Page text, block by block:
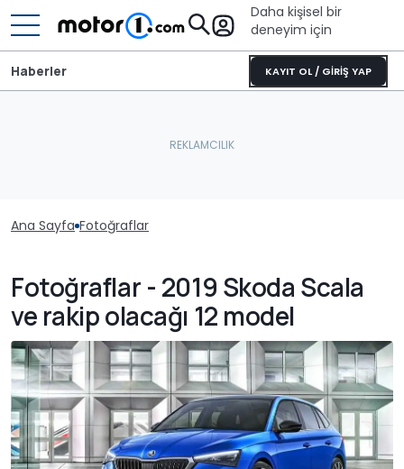
Daha kişisel bir
deneyim için
KAYIT OL / GİRİŞ YAP
Haberler
Ana Sayfa Fotoğraflar
Fotoğraflar - 2019 Skoda Scala
ve rakip olacağı 12 model